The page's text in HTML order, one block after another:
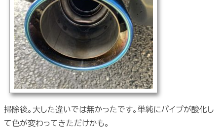
掃除後。大した違いでは無かったです。単純にパイプが酸化し
て色が変わってきただけかも。